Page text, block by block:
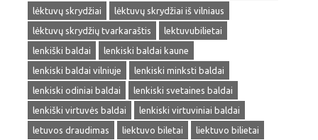
lėktuvų skrydžiai
lėktuvų skrydžiai iš vilniaus
lėktuvų skrydžių tvarkaraštis
lektuvubilietai
lenkiški baldai
lenkiski baldai kaune
lenkiski baldai vilniuje
lenkiski minksti baldai
lenkiski odiniai baldai
lenkiski svetaines baldai
lenkiški virtuvės baldai
lenkiski virtuviniai baldai
letuvos draudimas
liektuvo biletai
liektuvo bilietai